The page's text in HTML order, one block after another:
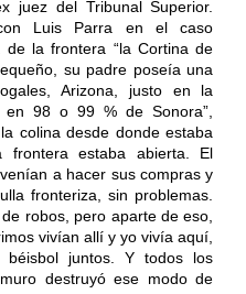
juez del Tribunal Superior.
Luis Parra en el caso
la frontera “la Cortina de
su padre poseía una
Arizona, justo en la
en 98 o 99 % de Sonora”,
colina desde donde estaba
estaba abierta. El
a hacer sus compras y
fronteriza, sin problemas.
robos, pero aparte de eso,
vivían allí y yo vivía aquí,
juntos. Y todos los
destruyó ese modo de